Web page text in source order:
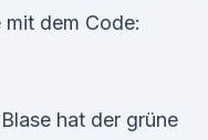
dem Code:
hat der grüne